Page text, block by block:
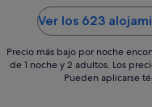
Ver los 623
Precio más bajo por noche
de 1 noche y 2 adultos. Los
Pueden aplicarse